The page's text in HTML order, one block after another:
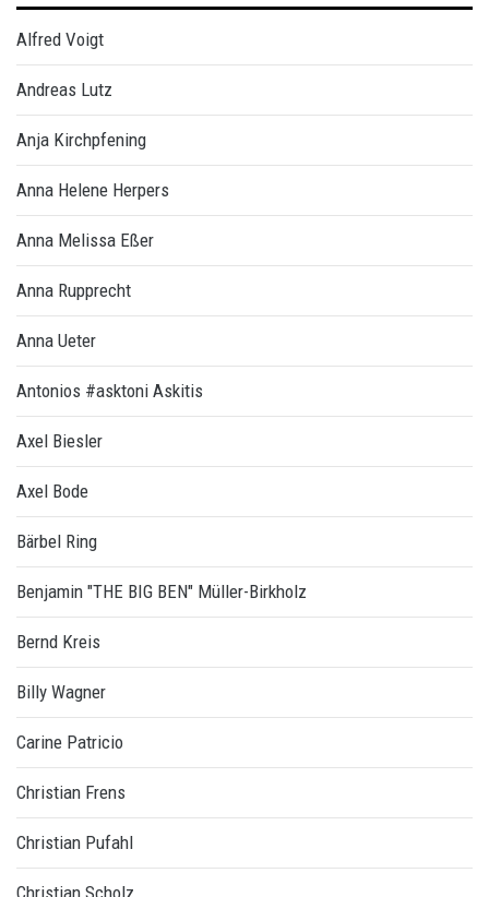
Alfred Voigt
Andreas Lutz
Anja Kirchpfening
Anna Helene Herpers
Anna Melissa Eßer
Anna Rupprecht
Anna Ueter
Antonios #asktoni Askitis
Axel Biesler
Axel Bode
Bärbel Ring
Benjamin "THE BIG BEN" Müller-Birkholz
Bernd Kreis
Billy Wagner
Carine Patricio
Christian Frens
Christian Pufahl